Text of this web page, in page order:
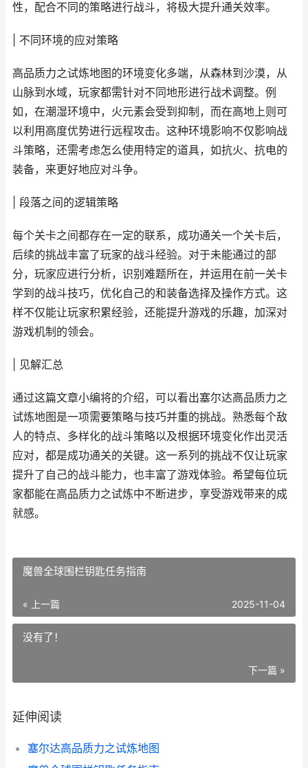
性，配合不同的策略进行战斗，将极大提升通关效率。
| 不同环境的应对策略
高品质力之试炼地图的环境变化多端，从森林到沙漠，从
山脉到水域，玩家都需针对不同地形进行战术调整。例
如，在潮湿环境中，火元素会受到抑制，而在高地上则可
以利用高度优势进行远程攻击。这种环境影响不仅影响战
斗策略，还需考虑怎么使用特定的道具，如抗火、抗电的
装备，来更好地应对斗争。
| 段落之间的逻辑策略
每个关卡之间都存在一定的联系，成功通关一个关卡后，
后续的挑战丰富了玩家的战斗经验。对于未能通过的部
分，玩家应进行分析，识别难题所在，并运用在前一关卡
学到的战斗技巧，优化自己的和装备选择及操作方式。这
样不仅能让玩家积累经验，还能提升游戏的乐趣，加深对
游戏机制的领会。
| 见解汇总
通过这篇文章小编将的介绍，可以看出塞尔达高品质力之
试炼地图是一项需要策略与技巧并重的挑战。熟悉每个敌
人的特点、多样化的战斗策略以及根据环境变化作出灵活
应对，都是成功通关的关键。这一系列的挑战不仅让玩家
提升了自己的战斗能力，也丰富了游戏体验。希望每位玩
家都能在高品质力之试炼中不断进步，享受游戏带来的成
就感。
魔兽全球围栏钥匙任务指南
« 上一篇 2025-11-04
没有了！
下一篇 »
延伸阅读
塞尔达高品质力之试炼地图